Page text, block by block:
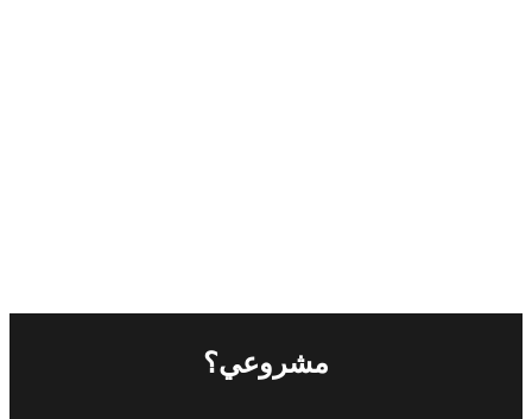
مشروعي؟